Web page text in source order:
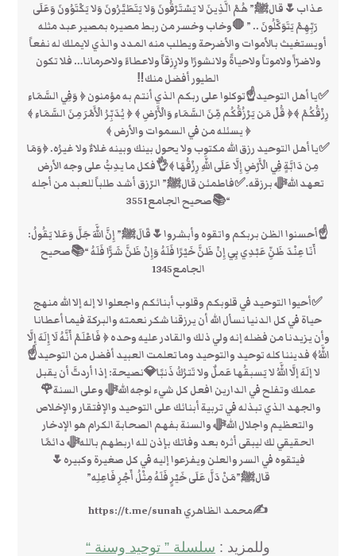
عذاب🌷قالﷺ” هُمْ الَّذِينَ لا يَسْتَرْقُونَ وَلا يَتَطَيَّرُونَ وَلا يَكْتَوُونَ وَعَلَى
رَبِّهِمْ يَتَوَكَّلُونَ .. ” 🛑وخاب وخسر من ربط مصيره بمصير عبد مثله
أويستغيث بالأموات والأضرحة ويطلب منه المدد والذي لايملك له نفعاً
ولاضرّاً ولاموتاً ولاحياةً ولانشورًا ولارِزقاً ولاعطاءً ولاحرمانا… فلا تكون
الطيور أفضل منك‼
✅يا أهل التوحيد☝توكلوا على ربكم الذي أنتم به مؤمنون ‏﴿ وَفِي السَّمَاءِ
رِزْقُكُمْ ﴾‏﴿ قُلْ مَن يَرْزُقُكُم مِّنَ السَّمَاءِ وَالْأَرْضِ ﴾ ‏﴿ يُدَبِّرُ الْأَمْرَ مِنَ السَّمَاءِ ﴾
﴿ يسئله من في السموات والأرض ﴾
✅يا أهل التوحيد ‏رزق الله مكتوب ولا يحول بينك وبينه غلاءٌ ولا غيرُه. ﴿وَمَا
مِن دَابَّةٍ فِي الْأَرْضِ إِلَّا عَلَى اللَّهِ رِزْقُهَا ﴾👌‏فكل ما يدِبُّ على وجه الأرض
تعهد اللهﷻ برزقه.✅فاطمئن قالﷺ” الرّزق أشد طلباً للعبد من أجله
“📚صحيح الجامع3551
☝أحسنوا الظن بربكم واتقوه وأبشروا🌷قَالَﷺ” إِنَّ اللَّهَ جَلَّ وَعَلا يَقُولُ:
أَنَا عِنْدَ ظَنِّ عَبْدِي بِي إِنْ ظَنَّ خَيْرًا فَلَهُ وَإِنْ ظَنَّ شَرًّا فَلَهُ “📚صحيح
الجامع1345
✅أحيوا التوحيد في قلوبكم وقلوب أبنائكم واجعلوا لا إله إلا الله منهج
حياة في كل الدنيا نسأل الله أن يرزقنا شكر نعمته والبركة فيما أعطانا
وأن يزيدنا من فضله إنه ولي ذلك والقادر عليه وحده ﴿ فَاعْلَمْ أَنَّهُ لَا إِلَهَ إِلَّا
اللَّهُ﴾ فديننا كله توحيد والتوحيد وما تعلمت العبيد أفضل من التوحيد☝
لا إلَهَ إلَّا اللَّهُ لا يَسبقُها عَملٌ ولا تَترُكُ ذَنبًا💎نصيحة: إذا أردتَّ أن يقبل
عملك وتفلح في الدارين افعل كل شيء لوجه اللهﷻ وعلى السنة🌹
والجهد الذي تبذله في تربية أبنائك على التوحيد والإفتقار والإخلاص
والتعظيم واجلال اللهﷻ والسنة بفهم الصحابة الكرام هو الإدخار
الحقيقي لك ليبقى أثره بعد وفاتك بإذن لله اربطهم باللهﷻ دائمًا
فيتقوه في السر والعلن ويفزعوا إليه في كل صغيرة وكبيره🌷
قالﷺ”مَنْ دَلَّ عَلَى خَيْرٍ فَلَهُ مِثْلُ أَجْرِ فَاعِلِه”
✍محمد الظاهري https://t.me/sunah
وللمزيد : سلسلة ” توحيد وسنة “